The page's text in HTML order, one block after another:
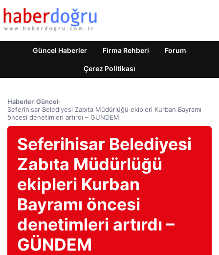
Güncel Haberler Firma Rehberi Forum
Çerez Politikası
Haberler›Güncel›
Seferihisar Belediyesi Zabıta Müdürlüğü ekipleri Kurban Bayramı
öncesi denetimleri artırdı – GÜNDEM
Seferihisar Belediyesi
Zabıta Müdürlüğü
ekipleri Kurban
Bayramı öncesi
denetimleri artırdı –
GÜNDEM